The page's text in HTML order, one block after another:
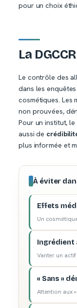
pour un choix
La
Le contrôle des
dans les
cosmétiques. Les
non prouvées,
Pour un institut,
aussi de
plus informée et
À éviter
Effets
Un
Ingrédient
Vanter un
« Sans »
Attention aux